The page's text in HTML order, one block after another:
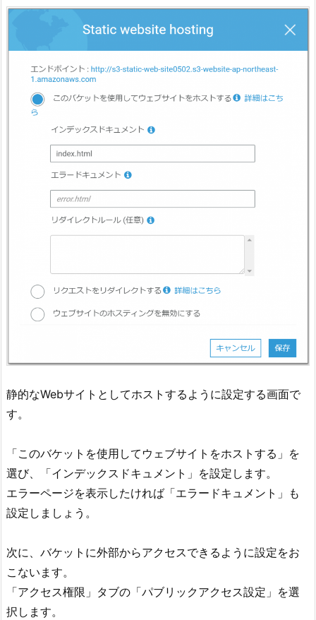
静的なWebサイトとしてホストするように設定する画面で
す。
「このバケットを使用してウェブサイトをホストする」を
選び、「インデックスドキュメント」を設定します。
エラーページを表示したければ「エラードキュメント」も
設定しましょう。
次に、バケットに外部からアクセスできるように設定をお
こないます。
「アクセス権限」タブの「パブリックアクセス設定」を選
択します。